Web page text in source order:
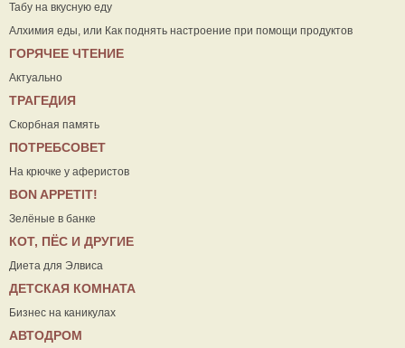
Табу на вкусную еду
Алхимия еды, или Как поднять настроение при помощи продуктов
ГОРЯЧЕЕ ЧТЕНИЕ
Актуально
ТРАГЕДИЯ
Скорбная память
ПОТРЕБСОВЕТ
На крючке у аферистов
ВON APPETIT!
Зелёные в банке
КОТ, ПЁС И ДРУГИЕ
Диета для Элвиса
ДЕТСКАЯ КОМНАТА
Бизнес на каникулах
АВТОДРОМ